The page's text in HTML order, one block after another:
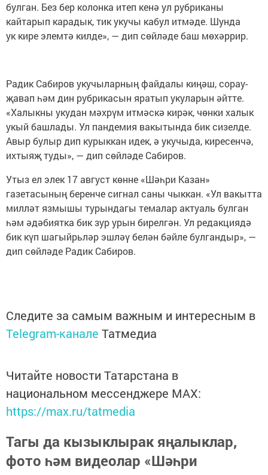
булган. Без бер колонка итеп кенә ул рубриканы
кайтарып карадык, тик укучы кабул итмәде. Шунда
ук кире элемтә килде», — дип сөйләде баш мөхәррир.
Радик Сабиров укучыларның файдалы киңәш, сорау-
җавап һәм дин рубрикасын яратып укуларын әйтте.
«Халыкны укудан мәхрүм итмәскә кирәк, чөнки халык
укый башлады. Ул пандемия вакытында бик сизелде.
Авыр булыр дип курыккан идек, ә укучыда, киресенчә,
ихтыяҗ туды», — дип сөйләде Сабиров.
Утыз ел элек 17 август көнне «Шәһри Казан»
газетасының беренче сигнал саны чыккан. «Ул вакытта
милләт язмышы турындагы темалар актуаль булган
һәм әдәбиятка бик зур урын бирелгән. Ул редакциядә
бик күп шагыйрьләр эшләү белән бәйле булгандыр», —
дип сөйләде Радик Сабиров.
Следите за самым важным и интересным в
Telegram-канале Татмедиа
Читайте новости Татарстана в
национальном мессенджере MАХ:
https://max.ru/tatmedia
Тагы да кызыклырак яңалыклар,
фото һәм видеолар «Шәһри